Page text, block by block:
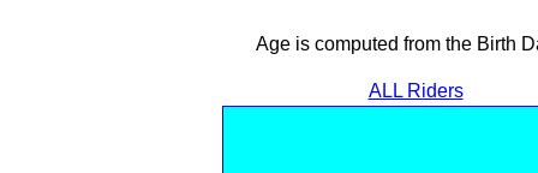
Age is computed from the Birth
ALL Riders